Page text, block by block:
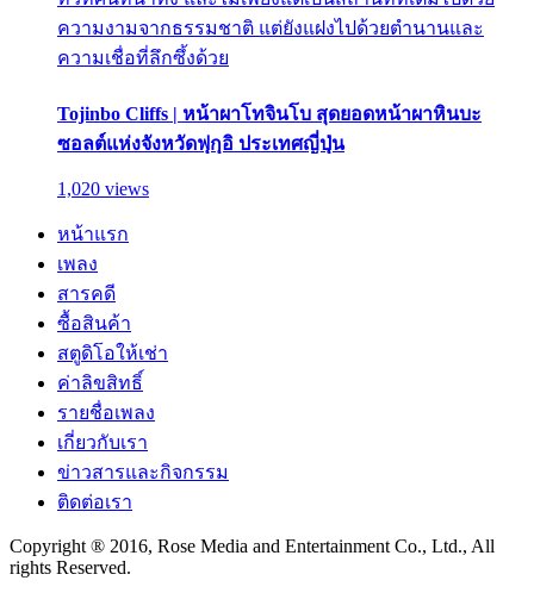
ความงามจากธรรมชาติ แต่ยังแฝงไปด้วยตำนานและ
ความเชื่อที่ลึกซึ้งด้วย
Tojinbo Cliffs | หน้าผาโทจินโบ สุดยอดหน้าผาหินบะ
ซอลต์แห่งจังหวัดฟุกุอิ ประเทศญี่ปุ่น
1,020 views
หน้าแรก
เพลง
สารคดี
ซื้อสินค้า
สตูดิโอให้เช่า
ค่าลิขสิทธิ์
รายชื่อเพลง
เกี่ยวกับเรา
ข่าวสารและกิจกรรม
ติดต่อเรา
Copyright ® 2016, Rose Media and Entertainment Co., Ltd., All
rights Reserved.